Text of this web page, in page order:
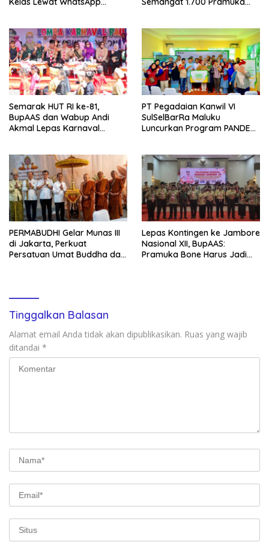
Semarak HUT RI ke-81,
BupAAS dan Wabup Andi
Akmal Lepas Karnaval
PT Pegadaian Kanwil VI
SulSelBarRa Maluku
Luncurkan Program PANDE
PERMABUDHI Gelar Munas III
di Jakarta, Perkuat
Persatuan Umat Buddha dan
Lepas Kontingen ke Jambore
Nasional XII, BupAAS:
Pramuka Bone Harus Jadi
Tinggalkan Balasan
Alamat email Anda tidak akan dipublikasikan. Ruas yang wajib
ditandai *